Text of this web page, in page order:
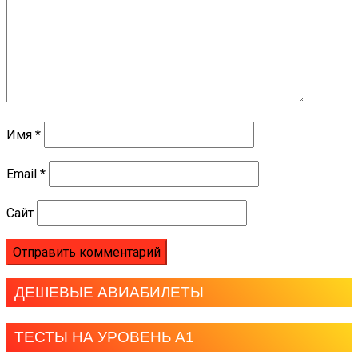
Имя *
Email *
Сайт
ДЕШЕВЫЕ АВИАБИЛЕТЫ
ТЕСТЫ НА УРОВЕНЬ А1